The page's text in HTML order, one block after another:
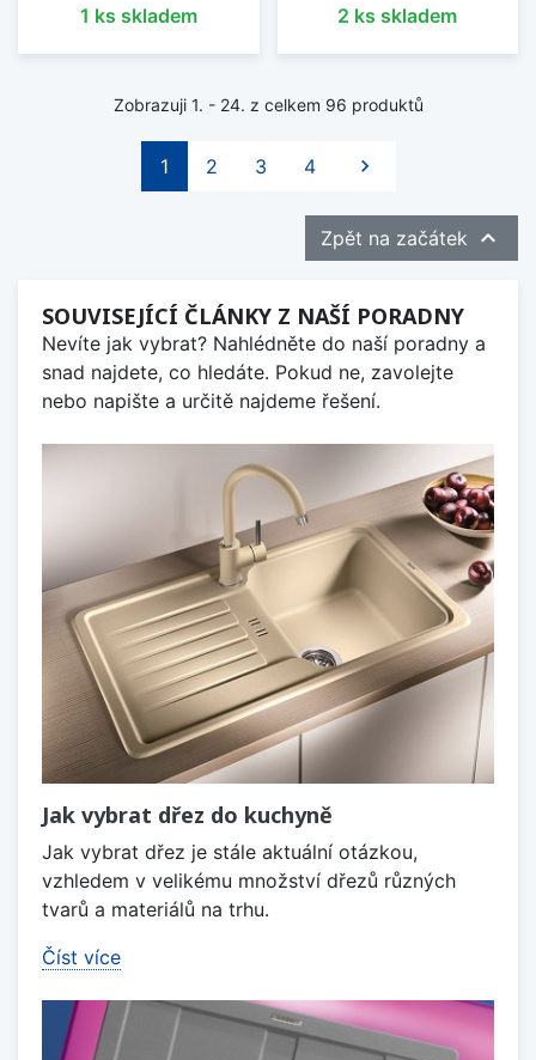
1 ks skladem 2 ks skladem
Zobrazuji 1. - 24. z celkem 96 produktů
1 2 3 4 Další

Zpět na začátek 
SOUVISEJÍCÍ ČLÁNKY Z NAŠÍ PORADNY
Nevíte jak vybrat? Nahlédněte do naší poradny a
snad najdete, co hledáte. Pokud ne, zavolejte
nebo napište a určitě najdeme řešení.
Jak vybrat dřez do kuchyně
Jak vybrat dřez je stále aktuální otázkou,
vzhledem v velikému množství dřezů různých
tvarů a materiálů na trhu.
Číst více